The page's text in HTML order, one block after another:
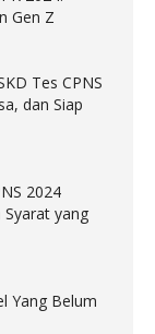
Gen Z
Tes CPNS
dan Siap
2024
Syarat yang
Yang Belum